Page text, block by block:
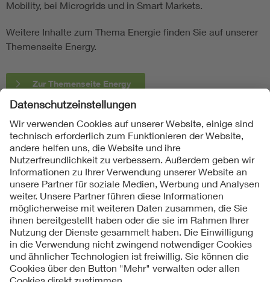
Mobility, bei Microgrids und in Smart Markets.
Weitere Inhalte zum Thema Energie finden Sie auf unserer
Themenseite Energy.
Zur Themenseite Energy
Folgen Sie uns
Kontakte
Service